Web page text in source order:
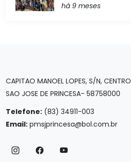
há 9 meses
CAPITAO MANOEL LOPES, S/N, CENTRO
SAO JOSE DE PRINCESA- 58758000
Telefone: (83) 34911-003
Email: pmsjprincesa@bol.com.br